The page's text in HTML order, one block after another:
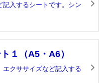
記入するシートです。シン
１（A5・A6）
エクササイズなど記入する